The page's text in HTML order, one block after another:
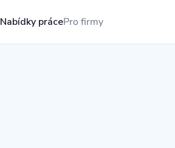
Nabídky prácePro firmy